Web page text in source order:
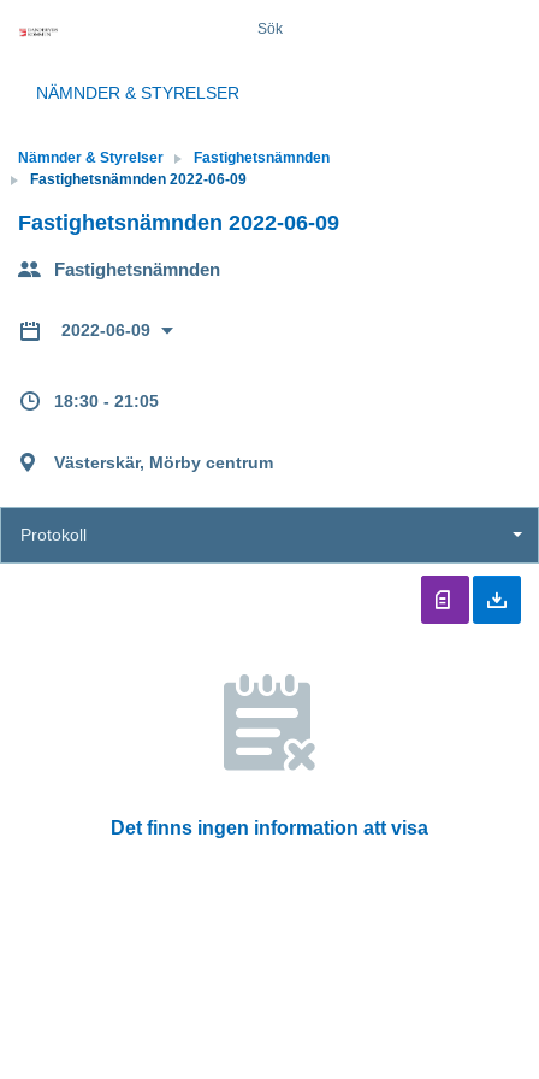
Sök
NÄMNDER & STYRELSER
Nämnder & Styrelser
Fastighetsnämnden
Fastighetsnämnden 2022-06-09
Fastighetsnämnden 2022-06-09
Fastighetsnämnden
2022-06-09
18:30 - 21:05
Västerskär, Mörby centrum
Protokoll
Det finns ingen information att visa